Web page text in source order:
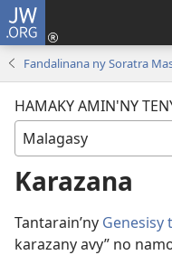
JW.ORG
Fandalinana ny Soratra
HAMAKY AMIN'NY
Karazana
Tantarain’ny Genesisy
karazany avy” no